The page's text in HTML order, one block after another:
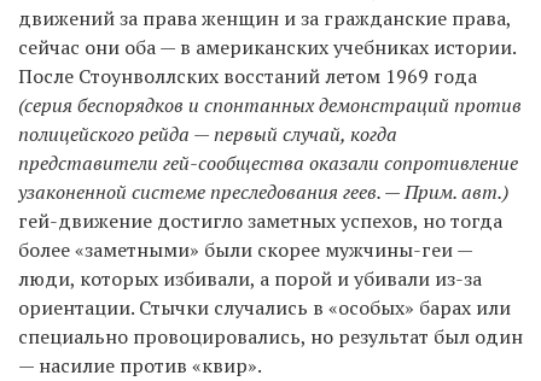
движений за права женщин и за гражданские права,
сейчас они оба — в американских учебниках истории.
После Стоунволлских восстаний летом 1969 года
(серия беспорядков и спонтанных демонстраций против
полицейского рейда — первый случай, когда
представители гей-сообщества оказали сопротивление
узаконенной системе преследования геев. — Прим. авт.)
гей-движение достигло заметных успехов, но тогда
более «заметными» были скорее мужчины-геи —
люди, которых избивали, а порой и убивали из-за
ориентации. Стычки случались в «особых» барах или
специально провоцировались, но результат был один
— насилие против «квир».